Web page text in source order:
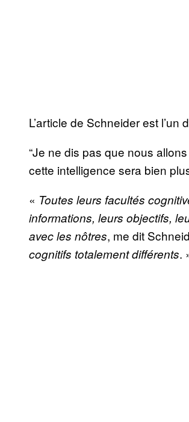
L’article de Schneider est
“Je ne dis pas que nous
cette intelligence sera bien
« Toutes leurs facultés
informations, leurs objectifs,
avec les nôtres, me dit
cognitifs totalement différents.